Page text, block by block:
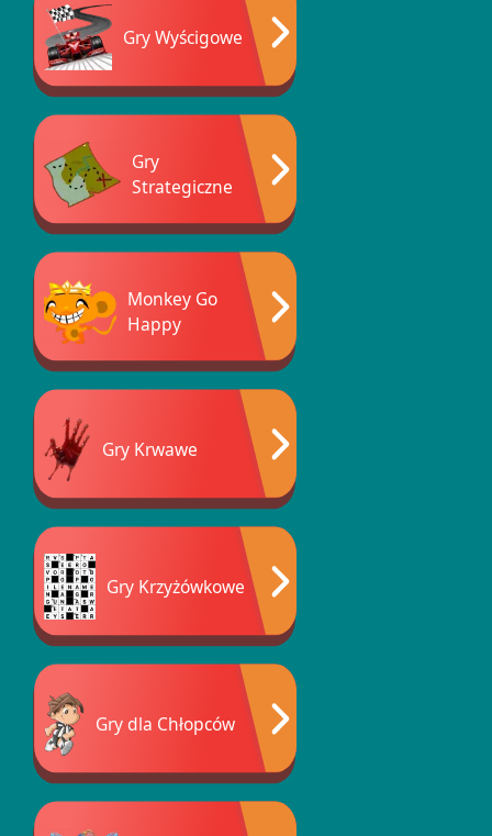
Gry Wyścigowe
Gry
Strategiczne
Monkey Go
Happy
Gry Krwawe
Gry Krzyżówkowe
Gry dla Chłopców